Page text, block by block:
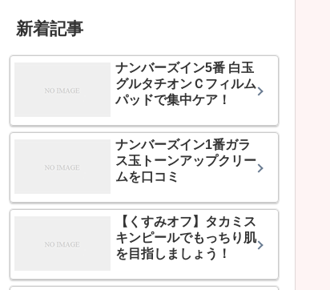
新着記事
ナンバーズイン5番 白玉
グルタチオンＣフィルム
パッドで集中ケア！
ナンバーズイン1番ガラ
ス玉トーンアップクリー
ムを口コミ
【くすみオフ】タカミス
キンピールでもっちり肌
を目指しましょう！